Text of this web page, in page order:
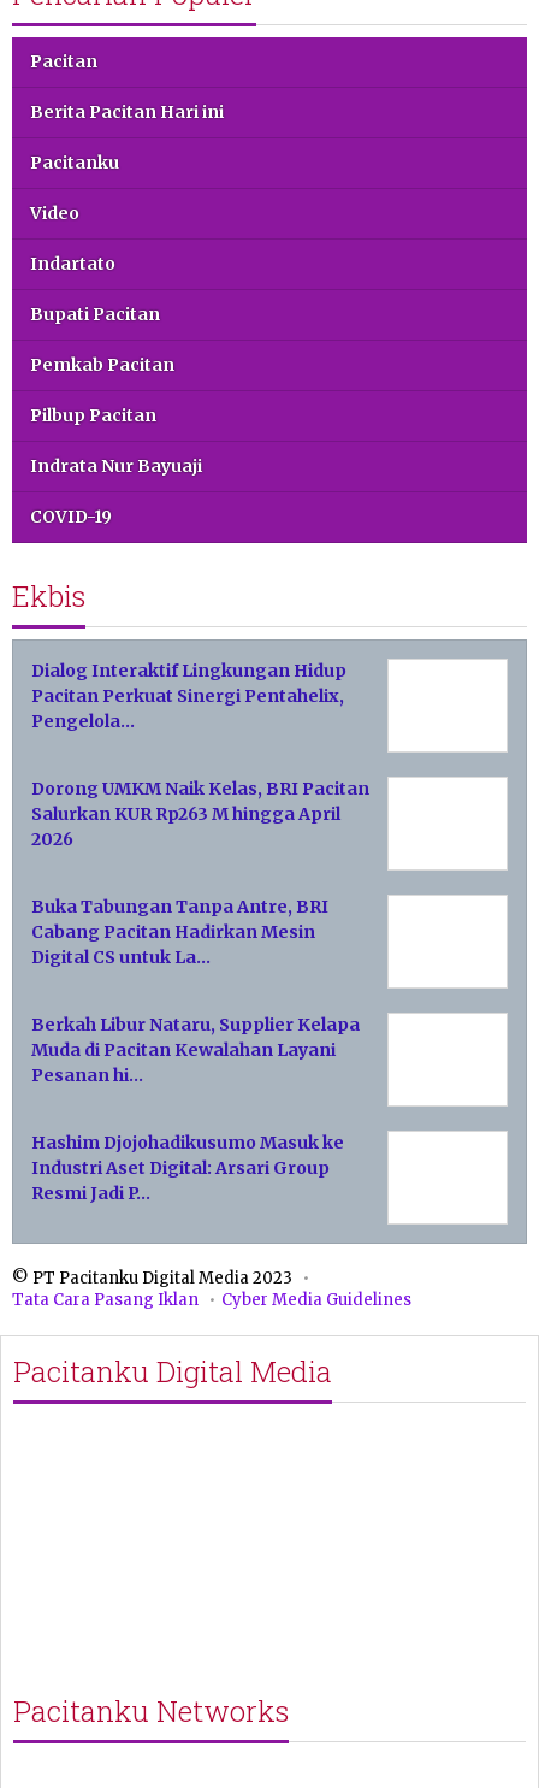
Pacitan
Berita Pacitan Hari ini
Pacitanku
Video
Indartato
Bupati Pacitan
Pemkab Pacitan
Pilbup Pacitan
Indrata Nur Bayuaji
COVID-19
Ekbis
Dialog Interaktif Lingkungan Hidup
Pacitan Perkuat Sinergi Pentahelix,
Pengelola…
Dorong UMKM Naik Kelas, BRI Pacitan
Salurkan KUR Rp263 M hingga April
2026
Buka Tabungan Tanpa Antre, BRI
Cabang Pacitan Hadirkan Mesin
Digital CS untuk La…
Berkah Libur Nataru, Supplier Kelapa
Muda di Pacitan Kewalahan Layani
Pesanan hi…
Hashim Djojohadikusumo Masuk ke
Industri Aset Digital: Arsari Group
Resmi Jadi P…
© PT Pacitanku Digital Media 2023
Tata Cara Pasang Iklan
Cyber Media Guidelines
Pacitanku Digital Media
Pacitanku Networks